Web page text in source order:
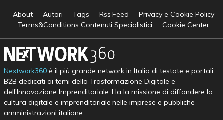
About Autori Tags Rss Feed
Privacy e Cookie Policy
Terms&Conditions Contenuti Specialistici
Cookie Center
Nextwork360è il più grande network in Italia di testate e portali
B2B dedicati ai temi della Trasformazione Digitale e
dell’Innovazione Imprenditoriale. Ha la missione di diffondere la
cultura digitale e imprenditoriale nelle imprese e pubbliche
amministrazioni italiane.